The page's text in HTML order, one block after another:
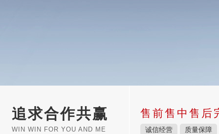
追求合作共赢
WIN WIN FOR YOU AND ME
售前售中售后
诚信经营 质量保障